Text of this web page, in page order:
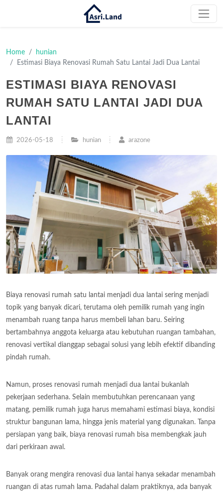
Home
hunian
Estimasi Biaya Renovasi Rumah Satu Lantai Jadi Dua Lantai
ESTIMASI BIAYA RENOVASI
RUMAH SATU LANTAI JADI DUA
LANTAI
2026-05-18 hunian arazone
Biaya renovasi rumah satu lantai menjadi dua lantai sering menjadi
topik yang banyak dicari, terutama oleh pemilik rumah yang ingin
menambah ruang tanpa harus membeli lahan baru. Seiring
bertambahnya anggota keluarga atau kebutuhan ruangan tambahan,
renovasi vertikal dianggap sebagai solusi yang lebih efektif dibanding
pindah rumah.
Namun, proses renovasi rumah menjadi dua lantai bukanlah
pekerjaan sederhana. Selain membutuhkan perencanaan yang
matang, pemilik rumah juga harus memahami estimasi biaya, kondisi
struktur bangunan lama, hingga jenis material yang digunakan. Tanpa
persiapan yang baik, biaya renovasi rumah bisa membengkak jauh
dari perkiraan awal.
Banyak orang mengira renovasi dua lantai hanya sekadar menambah
ruangan di atas rumah lama. Padahal dalam praktiknya, ada banyak